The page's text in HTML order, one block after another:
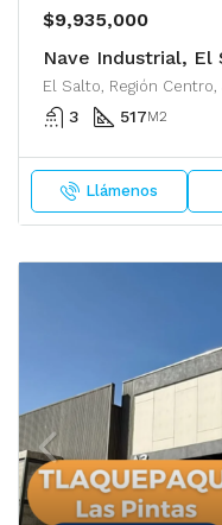
$9,935,000
Nave Industrial, El
El Salto, Región
3 517M2
Llámenos